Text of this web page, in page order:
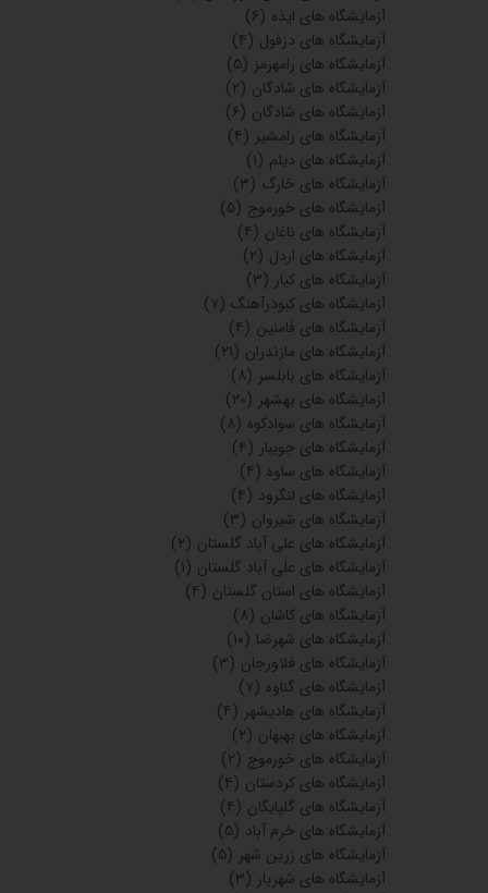
آزمایشگاه های ایذه (۶)
آزمایشگاه های دزفول (۴)
آزمایشگاه های رامهرمز (۵)
آزمایشگاه های شادگان (۲)
آزمایشگاه های شادگان (۶)
آزمایشگاه های رامشیر (۴)
آزمایشگاه های دیلم (۱)
آزمایشگاه های خارگ (۳)
آزمایشگاه های خورموج (۵)
آزمایشگاه های ناغان (۴)
آزمایشگاه های اردل (۲)
آزمایشگاه های کیار (۳)
آزمایشگاه های کبودرآهنگ (۷)
آزمایشگاه های فامنین (۴)
آزمایشگاه های مازندران (۲۱)
آزمایشگاه های بابلسر (۸)
آزمایشگاه های بهشهر (۲۰)
آزمایشگاه های سوادکوه (۸)
آزمایشگاه های جویبار (۴)
آزمایشگاه های ساوه (۴)
آزمایشگاه های لنگرود (۴)
آزمایشگاه های شیروان (۳)
آزمایشگاه های علی آباد گلستان (۲)
آزمایشگاه های علی آباد گلستان (۱)
آزمایشگاه های استان گلستان (۴)
آزمایشگاه های کاشان (۸)
آزمایشگاه های شهرضا (۱۰)
آزمایشگاه های فلاورجان (۳)
آزمایشگاه های گناوه (۷)
آزمایشگاه های هادیشهر (۴)
آزمایشگاه های بهبهان (۲)
آزمایشگاه های خورموج (۲)
آزمایشگاه های کردستان (۴)
آزمایشگاه های گلپایگان (۴)
آزمایشگاه های خرم آباد (۵)
آزمایشگاه های زرین شهر (۵)
آزمایشگاه های شهریار (۳)